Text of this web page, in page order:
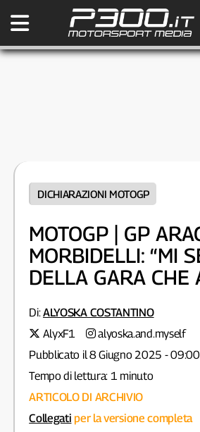
DICHIARAZIONI MOTOGP
MOTOGP | GP
MORBIDELLI: “MI
DELLA GARA CHE
Di:ALYOSKA COSTANTINO
AlyxF1
alyoska.and.myself
Pubblicato il 8 Giugno 2025 - 09:00
Tempo di lettura: 1 minuto
ARTICOLO DI ARCHIVIO
Collegati per la versione completa